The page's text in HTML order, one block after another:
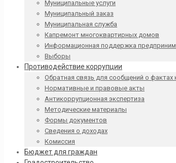
Муниципальные услуги
Муниципальный заказ
Муниципальная служба
Капремонт многоквартирных домов
Информационная поддержка
Выборы
Противодействие коррупции
Обратная связь для сообщений о фактах
Нормативные и правовые акты
Антикоррупционная экспертиза
Методические материалы
Формы документов
Сведения о доходах
Комиссия
Бюджет для граждан